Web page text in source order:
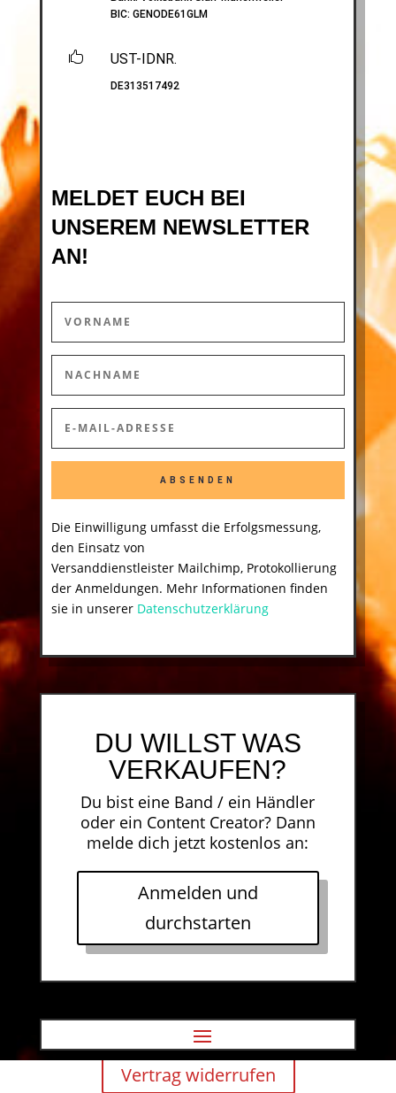
BIC: GENODE61GLM
 UST-IDNR.
DE313517492
MELDET EUCH BEI
UNSEREM NEWSLETTER
AN!
ABSENDEN
Die Einwilligung umfasst die Erfolgsmessung,
den Einsatz von
Versanddienstleister Mailchimp, Protokollierung
der Anmeldungen. Mehr Informationen finden
sie in unserer Datenschutzerklärung
DU WILLST WAS
VERKAUFEN?
Du bist eine Band / ein Händler
oder ein Content Creator? Dann
melde dich jetzt kostenlos an:
Anmelden und
durchstarten
Vertrag widerrufen